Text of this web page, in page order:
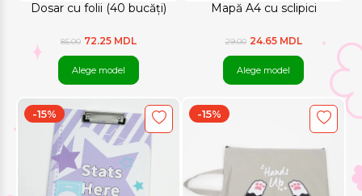
Dosar cu folii (40 bucăți)
85.00 72.25 MDL
Alege model
Mapă A4 cu sclipici
29.00 24.65 MDL
Alege model
-15% -15%